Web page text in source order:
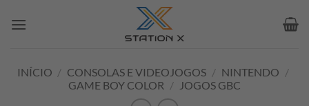
INÍCIO / CONSOLAS E VIDEOJOGOS / NINTENDO /
GAME BOY COLOR / JOGOS GBC